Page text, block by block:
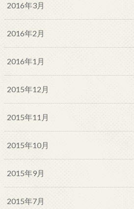
2016年3月
2016年2月
2016年1月
2015年12月
2015年11月
2015年10月
2015年9月
2015年7月